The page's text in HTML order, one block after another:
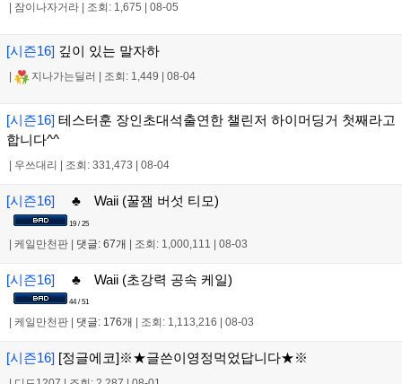
잠이나자거라 조회: 1,675 08-05
[시즌16] 깊이 있는 말자하
지나가는딜러 조회: 1,449 08-04
[시즌16] 테스터훈 장인초대석출연한 챌린저 하이머딩거 첫째라고
합니다^^
우쓰대리 조회: 331,473 08-04
[시즌16] ♣ Waii (꿀잼 버섯 티모)
19 / 25
| 케일만천판 | 댓글: 67개 | 조회: 1,000,111 | 08-03
[시즌16] ♣ Waii (초강력 공속 케일)
44 / 51
케일만천판 댓글: 176개 조회: 1,113,216 08-03
[시즌16] [정글에코]※★글쓴이영정먹었답니다★※